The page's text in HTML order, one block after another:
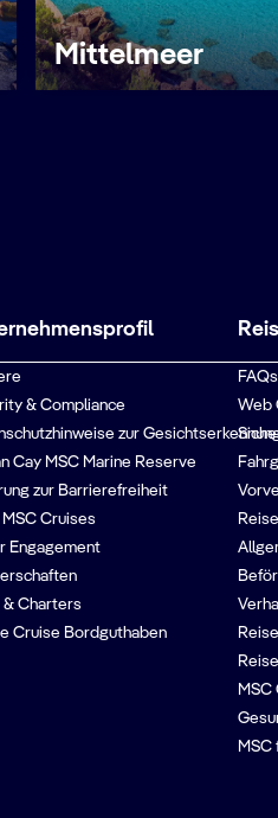
Mittelmeer
& Compliance
zur
Cay MSC Marine Reserve
zur Barrierefreiheit
Cruises
Engagement
& Charters
Cruise Bordguthaben
FAQs
Web
MSC
MSC